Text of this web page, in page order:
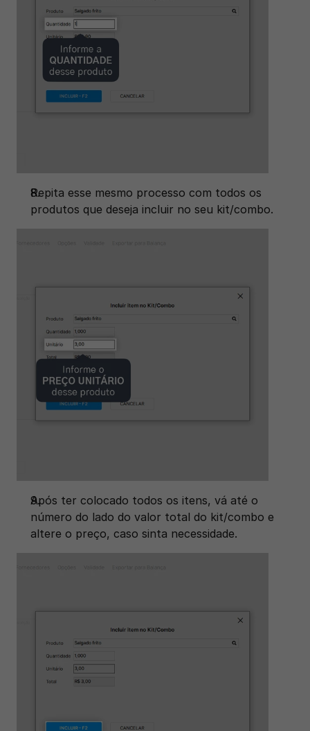
Repita esse mesmo processo com todos os
produtos que deseja incluir no seu kit/combo.
Após ter colocado todos os itens, vá até o
número do lado do valor total do kit/combo e
altere o preço, caso sinta necessidade.